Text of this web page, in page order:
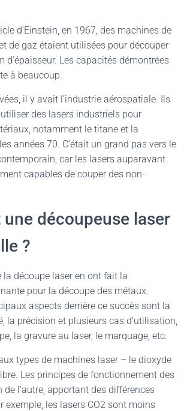
d’Einstein, en 1967, des machines de
de gaz étaient utilisées pour découper
d’épaisseur. Les capacités démontrées
à beaucoup.
il y avait l’industrie aérospatiale. Ils
des lasers industriels pour
notamment le titane et la
années 70. C’était un grand pas vers le
car les lasers auparavant
capables de couper des non-
une découpeuse laser
?
la découpe laser en ont fait la
pour la découpe des métaux.
aspects derrière ce succès sont la
la précision et plusieurs cas d’utilisation,
la gravure au laser, le marquage, etc.
types de machines laser – le dioxyde
Les principes de fonctionnement des
de l’autre, apportant des différences
exemple, les lasers CO2 sont moins